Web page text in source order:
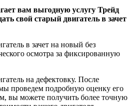
вам выгодную услугу Трейд
свой старый двигатель в зачет
в зачет на новый без
осмотра за фиксированную
на дефектовку. После
проведем подробную оценку его
вы можете получить более точную